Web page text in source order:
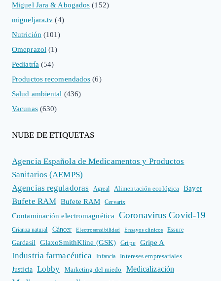
Miguel Jara & Abogados (152)
migueljara.tv (4)
Nutrición (101)
Omeprazol (1)
Pediatría (54)
Productos recomendados (6)
Salud ambiental (436)
Vacunas(630)
NUBE DE ETIQUETAS
Agencia Española de Medicamentos y Productos
Sanitarios (AEMPS)
Agencias reguladoras
Agreal Alimentación ecológica Bayer
Bufete RAM Bufete RAM Cervarix
Contaminación electromagnética Coronavirus Covid-19
Crianza natural Cáncer Electrosensibilidad Ensayos clínicos Essure
Gardasil GlaxoSmithKline (GSK) Gripe Gripe A
Industria farmacéutica Infancia
Intereses empresariales
Justicia
Lobby Marketing del miedo Medicalización